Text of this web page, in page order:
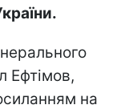
Ефтімов,
на